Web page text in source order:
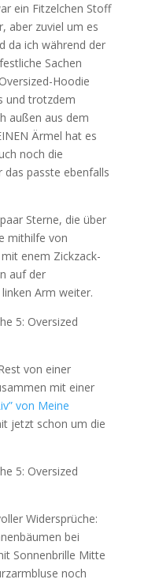
ein Fitzelchen Stoff
aber zuviel um es
da ich während der
Sachen
Hoodie
und trotzdem
außen aus dem
Ärmel hat es
noch die
das passte ebenfalls
Sterne, die über
mithilfe von
enem Zickzack-
auf der
Arm weiter.
von einer
mit einer
von Meine
jetzt schon um die
Widersprüche:
bei
Sonnenbrille Mitte
noch